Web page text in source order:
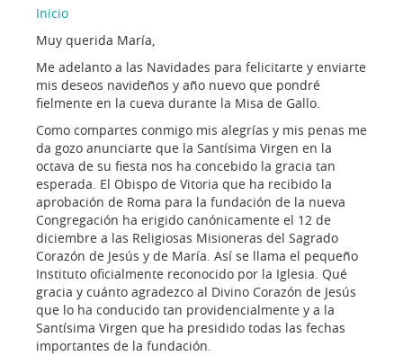
Inicio
Muy querida María,
Me adelanto a las Navidades para felicitarte y enviarte
mis deseos navideños y año nuevo que pondré
fielmente en la cueva durante la Misa de Gallo.
Como compartes conmigo mis alegrías y mis penas me
da gozo anunciarte que la Santísima Virgen en la
octava de su fiesta nos ha concebido la gracia tan
esperada. El Obispo de Vitoria que ha recibido la
aprobación de Roma para la fundación de la nueva
Congregación ha erigido canónicamente el 12 de
diciembre a las Religiosas Misioneras del Sagrado
Corazón de Jesús y de María. Así se llama el pequeño
Instituto oficialmente reconocido por la Iglesia. Qué
gracia y cuánto agradezco al Divino Corazón de Jesús
que lo ha conducido tan providencialmente y a la
Santísima Virgen que ha presidido todas las fechas
importantes de la fundación.